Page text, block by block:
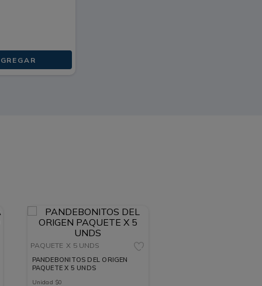
PAQUETE X 5 UNDS
PANDEBONITOS DEL ORIGEN
PAQUETE X 5 UNDS
Unidad $0